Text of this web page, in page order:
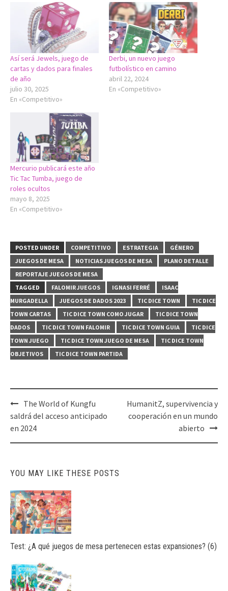
Así será Jewels, juego de
cartas y dados para finales
de año
julio 30, 2025
En «Competitivo»
Derbi, un nuevo juego
futbolístico en camino
abril 22, 2024
En «Competitivo»
Mercurio publicará este año
Tic Tac Tumba, juego de
roles ocultos
mayo 8, 2025
En «Competitivo»
POSTED UNDER COMPETITIVO ESTRATEGIA
GÉNERO
JUEGOS DE MESA
NOTICIAS JUEGOS DE MESA
PLANO DETALLE
REPORTAJE JUEGOS DE MESA
TAGGED
FALOMIR JUEGOS IGNASI FERRÉ
ISAAC
MURGADELLA
JUEGOS DE DADOS 2023 TIC DICE TOWN
TIC DICE
TOWN CARTAS
TIC DICE TOWN COMO JUGAR
TIC DICE TOWN
DADOS
TIC DICE TOWN FALOMIR TIC DICE TOWN GUIA
TIC DICE
TOWN JUEGO
TIC DICE TOWN JUEGO DE MESA
TIC DICE TOWN
OBJETIVOS
TIC DICE TOWN PARTIDA
Post
navigation
The World of Kungfu
saldrá del acceso anticipado
en 2024
HumanitZ, supervivencia y
cooperación en un mundo
abierto
YOU MAY LIKE THESE POSTS
Test: ¿A qué juegos de mesa pertenecen estas expansiones? (6)